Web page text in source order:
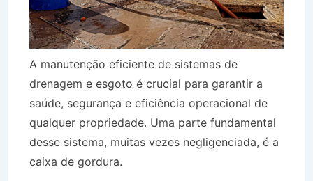
A manutenção eficiente de sistemas de
drenagem e esgoto é crucial para garantir a
saúde, segurança e eficiência operacional de
qualquer propriedade. Uma parte fundamental
desse sistema, muitas vezes negligenciada, é a
caixa de gordura.